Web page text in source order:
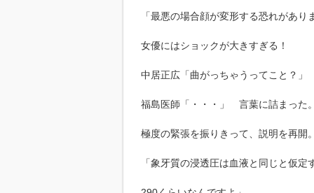
「最悪の場合顔が変形する恐れがあり
女優にはショックが大きすぎる！
中居正広「曲がっちゃうってこと？」
福島医師「・・・」 言葉に詰まった。
極度の緊張を振りきって、説明を再開。
「象牙質の浸透圧は血液と同じと仮定